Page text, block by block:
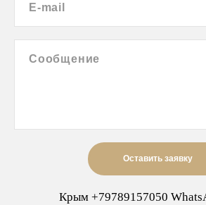
E-mail
Сообщение
Оставить заявку
Крым +79789157050